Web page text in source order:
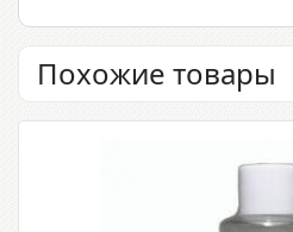
Похожие товары